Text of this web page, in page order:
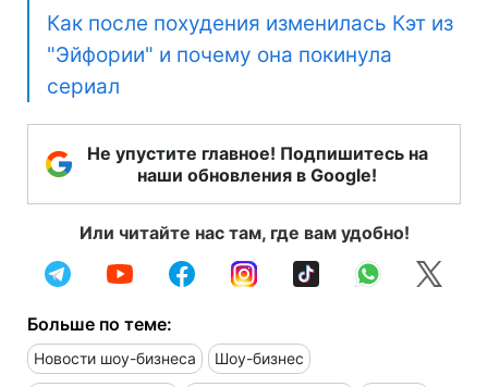
Как после похудения изменилась Кэт из
"Эйфории" и почему она покинула
сериал
Не упустите главное! Подпишитесь на
наши обновления в Google!
Или читайте нас там, где вам удобно!
Больше по теме:
Новости шоу-бизнеса Шоу-бизнес